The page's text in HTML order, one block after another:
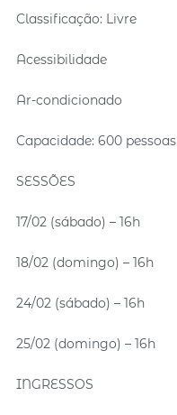
Classificação: Livre
Acessibilidade
Ar-condicionado
Capacidade: 600 pessoas
SESSÕES
17/02 (sábado) – 16h
18/02 (domingo) – 16h
24/02 (sábado) – 16h
25/02 (domingo) – 16h
INGRESSOS